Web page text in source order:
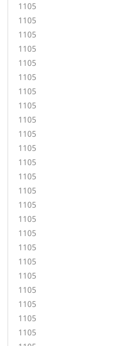
1105
1105
1105
1105
1105
1105
1105
1105
1105
1105
1105
1105
1105
1105
1105
1105
1105
1105
1105
1105
1105
1105
1105
1105